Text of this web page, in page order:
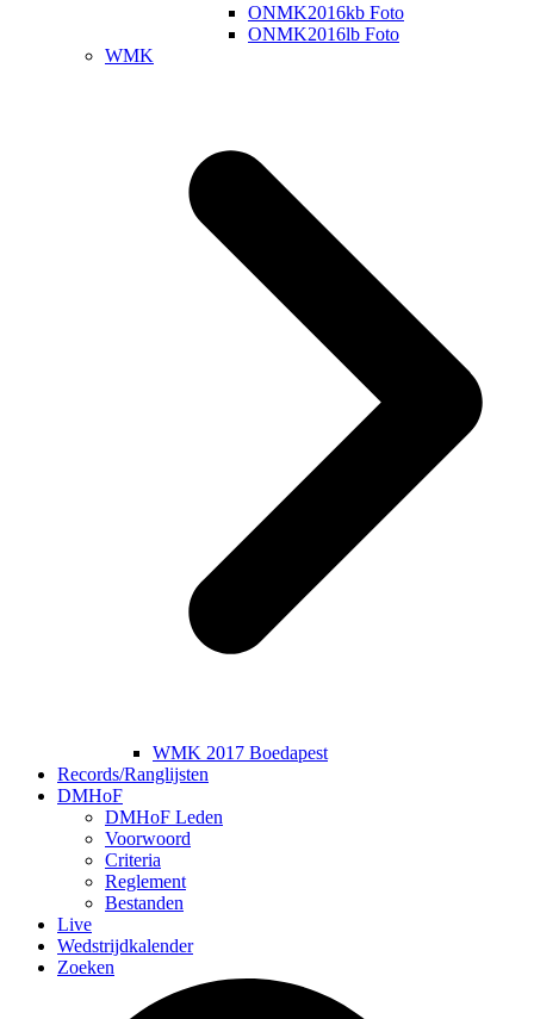
ONMK2016kb Foto
ONMK2016lb Foto
WMK
WMK 2017 Boedapest
Records/Ranglijsten
DMHoF
DMHoF Leden
Voorwoord
Criteria
Reglement
Bestanden
Live
Wedstrijdkalender
Zoeken